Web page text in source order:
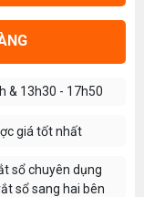
& 13h30 - 17h50
giá tốt nhất
sổ chuyên dụng
sổ sang hai bên